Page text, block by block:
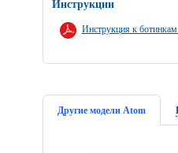
Инструкции
Инструкция к
Другие модели Atom